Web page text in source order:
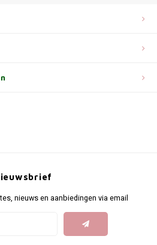
nieuws en aanbiedingen via email